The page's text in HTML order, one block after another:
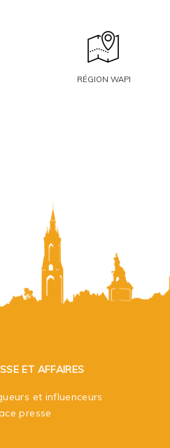
RÉGION WAPI
ET AFFAIRES
et influenceurs
presse